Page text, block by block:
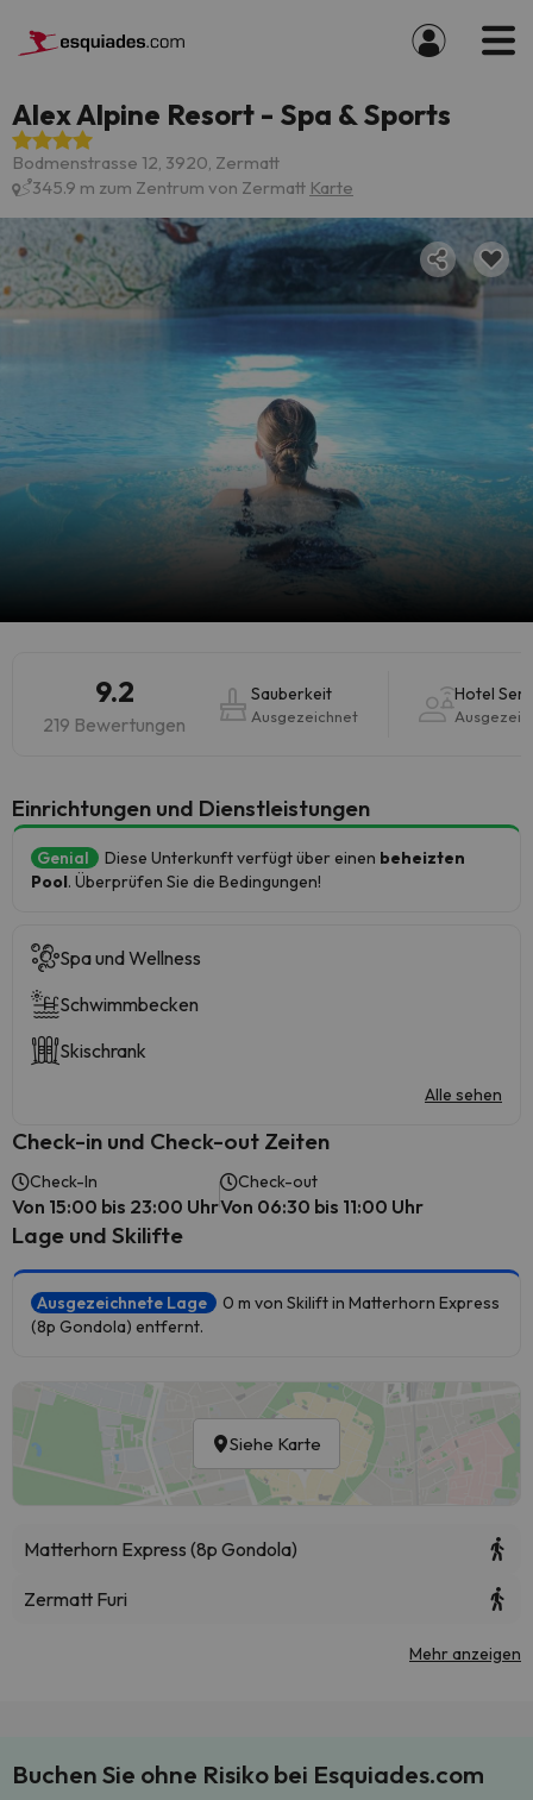
Alex Alpine Resort - Spa & Sports
Bodmenstrasse 12, 3920, Zermatt
345.9 m zum Zentrum von Zermatt Karte
9.2
219 Bewertungen
Sauberkeit
Ausgezeichnet
Hotel
​Einrichtungen und Dienstleistungen
Genial Diese Unterkunft verfügt über einen beheizten
Pool. Überprüfen Sie die Bedingungen!
Spa und Wellness
Schwimmbecken
Skischrank
Alle sehen
Check-in und Check-out Zeiten
Check-In
Von 15:00 bis 23:00 Uhr
Check-out
Von 06:30 bis 11:00 Uhr
Lage und Skilifte
Ausgezeichnete Lage
0 m von Skilift in Matterhorn Express
(8p Gondola) entfernt.
Siehe Karte
Matterhorn Express (8p Gondola)
Zermatt Furi
Mehr anzeigen
Buchen Sie ohne Risiko bei Esquiades.com